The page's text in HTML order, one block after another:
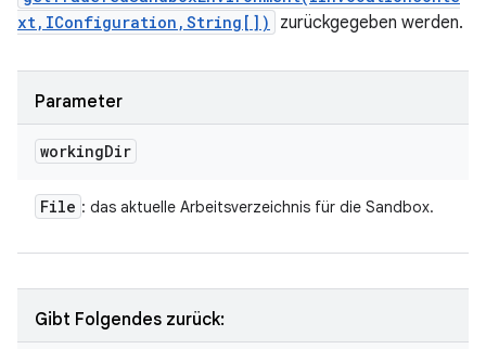
xt,IConfiguration,String[])
zurückgegeben werden.
Parameter
workingDir
File : das aktuelle Arbeitsverzeichnis für die Sandbox.
Gibt Folgendes zurück: